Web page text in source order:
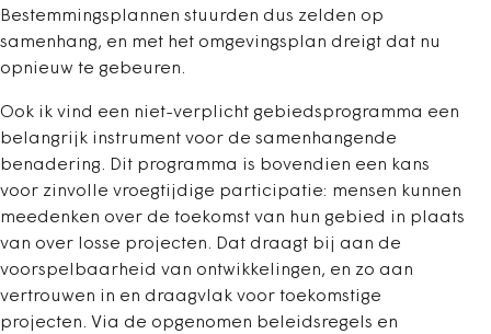
Bestemmingsplannen stuurden dus zelden op
samenhang, en met het omgevingsplan dreigt dat nu
opnieuw te gebeuren.
Ook ik vind een niet-verplicht gebiedsprogramma een
belangrijk instrument voor de samenhangende
benadering. Dit programma is bovendien een kans
voor zinvolle vroegtijdige participatie: mensen kunnen
meedenken over de toekomst van hun gebied in plaats
van over losse projecten. Dat draagt bij aan de
voorspelbaarheid van ontwikkelingen, en zo aan
vertrouwen in en draagvlak voor toekomstige
projecten. Via de opgenomen beleidsregels en